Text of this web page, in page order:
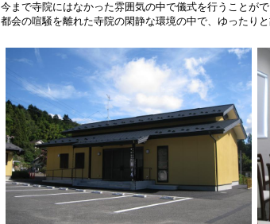
今まで寺院にはなかった雰囲気の中で儀式を行うことがで
都会の喧騒を離れた寺院の閑静な環境の中で、ゆったり